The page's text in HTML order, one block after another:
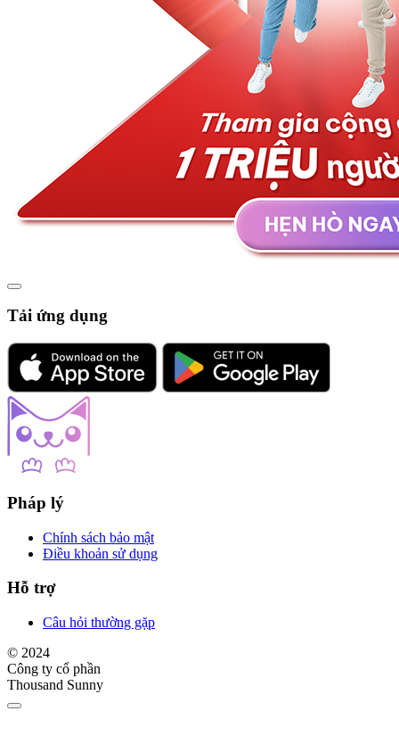
Tải ứng dụng
Pháp lý
Chính sách bảo mật
Điều khoản sử dụng
Hỗ trợ
Câu hỏi thường gặp
© 2024
Công ty cổ phần
Thousand Sunny